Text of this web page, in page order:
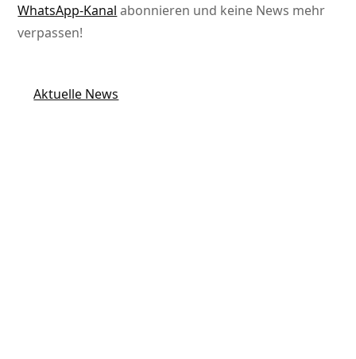
WhatsApp-Kanal abonnieren und keine News mehr
verpassen!
Aktuelle News